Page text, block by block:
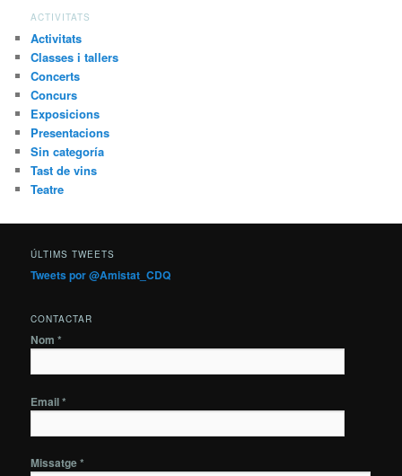
ACTIVITATS
Activitats
Classes i tallers
Concerts
Concurs
Exposicions
Presentacions
Sin categoría
Tast de vins
Teatre
ÚLTIMS TWEETS
Tweets por @Amistat_CDQ
CONTACTAR
Nom *
Email *
Missatge *